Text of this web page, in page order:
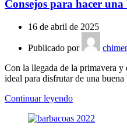
Consejos para hacer
16 de abril de 2025
Publicado por
Con la llegada de la primavera
ideal para disfrutar de una buena
Continuar leyendo